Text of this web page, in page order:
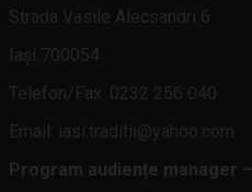
Strada Vasile Alecsandri 6
Iași 700054
Telefon/Fax: 0232 256 040
Email: iasi.traditii@yahoo.com
Program audiențe manager